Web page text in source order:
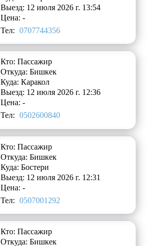
Выезд: 12 июля 2026 г. 13:54
Цена: -
Тел: 0707744356
Кто: Пассажир
Откуда: Бишкек
Куда: Каракол
Выезд: 12 июля 2026 г. 12:36
Цена: -
Тел: 0502600840
Кто: Пассажир
Откуда: Бишкек
Куда: Бостери
Выезд: 12 июля 2026 г. 12:31
Цена: -
Тел: 0507001292
Кто: Пассажир
Откуда: Бишкек